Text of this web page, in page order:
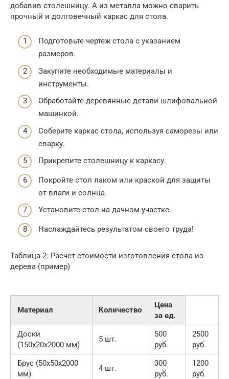
добавив столешницу. А из металла можно сварить
прочный и долговечный каркас для стола.
Подготовьте чертеж стола с указанием
размеров.
Закупите необходимые материалы и
инструменты.
Обработайте деревянные детали шлифовальной
машинкой.
Соберите каркас стола, используя саморезы или
сварку.
Прикрепите столешницу к каркасу.
Покройте стол лаком или краской для защиты
от влаги и солнца.
Установите стол на дачном участке.
Наслаждайтесь результатом своего труда!
Таблица 2: Расчет стоимости изготовления стола из
дерева (пример)
Материал Количество
Цена
за ед.
Доски
(150х20х2000 мм)
5 шт.
500
руб.
2500
руб.
Брус (50х50х2000
мм)
4 шт.
300
руб.
1200
руб.